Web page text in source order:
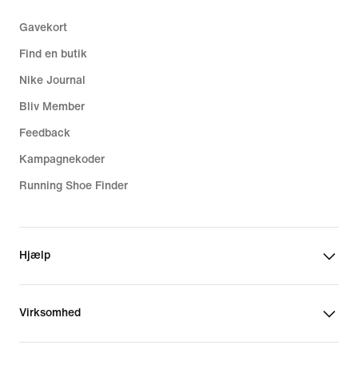
Gavekort
Find en butik
Nike Journal
Bliv Member
Feedback
Kampagnekoder
Running Shoe Finder
Hjælp
Virksomhed